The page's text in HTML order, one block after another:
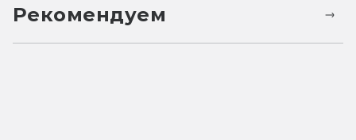
Рекомендуем